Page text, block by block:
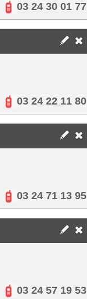
03 24 30 01 77
03 24 22 11 80
03 24 71 13 95
03 24 57 19 53